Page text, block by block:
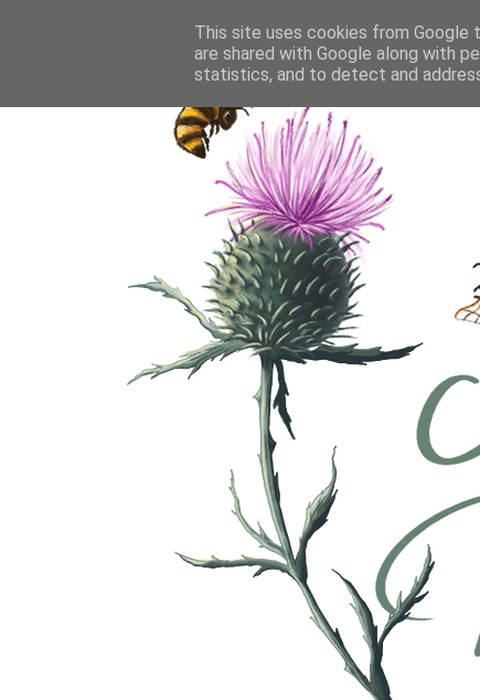
This site uses cookies from Google
are shared with Google along with
statistics, and to detect and